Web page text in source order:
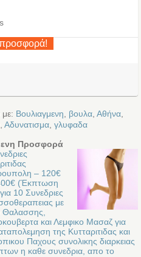
με: Βουλιαγμενη βουλα, Αθήνα,
Αδυνατισμα, γλυφαδα
Προσφορά
– 120€
(Έκπτωση
10 Συνεδριες
με
Θαλασσης,
και Λεμφικο Μασαζ για
της Κυτταριτιδας και
Παχους συνολικης διαρκειας
η καθε συνεδρια, απο το